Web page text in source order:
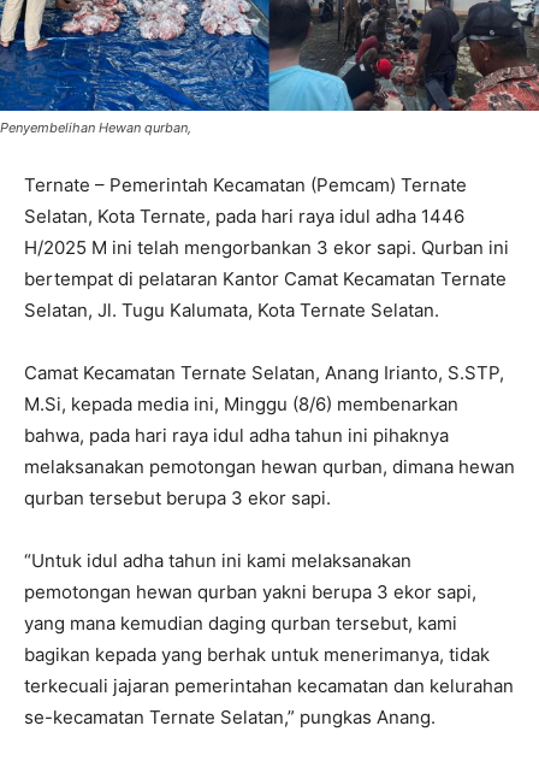
Penyembelihan Hewan qurban,
Ternate – Pemerintah Kecamatan (Pemcam) Ternate
Selatan, Kota Ternate, pada hari raya idul adha 1446
H/2025 M ini telah mengorbankan 3 ekor sapi. Qurban ini
bertempat di pelataran Kantor Camat Kecamatan Ternate
Selatan, Jl. Tugu Kalumata, Kota Ternate Selatan.
Camat Kecamatan Ternate Selatan, Anang Irianto, S.STP,
M.Si, kepada media ini, Minggu (8/6) membenarkan
bahwa, pada hari raya idul adha tahun ini pihaknya
melaksanakan pemotongan hewan qurban, dimana hewan
qurban tersebut berupa 3 ekor sapi.
“Untuk idul adha tahun ini kami melaksanakan
pemotongan hewan qurban yakni berupa 3 ekor sapi,
yang mana kemudian daging qurban tersebut, kami
bagikan kepada yang berhak untuk menerimanya, tidak
terkecuali jajaran pemerintahan kecamatan dan kelurahan
se-kecamatan Ternate Selatan,” pungkas Anang.